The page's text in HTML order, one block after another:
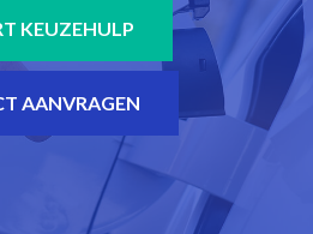
KEUZEHULP
AANVRAGEN